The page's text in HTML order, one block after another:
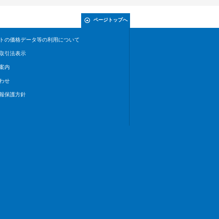
ページトップへ
の価格データ等の利用について
引法表示
内
せ
保護方針